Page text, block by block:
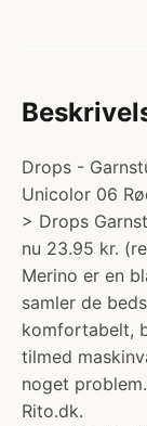
Drops -
Unicolor 06
> Drops
nu 23.95 kr.
Merino er en
samler de
komfortabelt,
tilmed
noget
Rito.dk.